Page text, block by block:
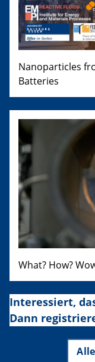
Nanoparticles
Batteries
What? How?
Interessiert,
Dann